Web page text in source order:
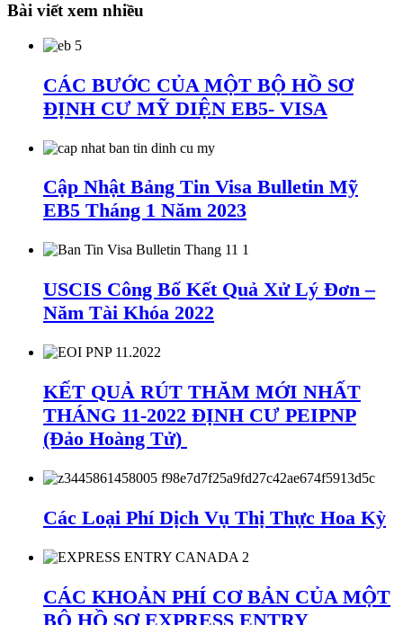
Bài viết xem nhiều
CÁC BƯỚC CỦA MỘT BỘ HỒ SƠ
ĐỊNH CƯ MỸ DIỆN EB5- VISA
Cập Nhật Bảng Tin Visa Bulletin Mỹ
EB5 Tháng 1 Năm 2023
USCIS Công Bố Kết Quả Xử Lý Đơn –
Năm Tài Khóa 2022
KẾT QUẢ RÚT THĂM MỚI NHẤT
THÁNG 11-2022 ĐỊNH CƯ PEIPNP
(Đảo Hoàng Tử)
Các Loại Phí Dịch Vụ Thị Thực Hoa Kỳ
CÁC KHOẢN PHÍ CƠ BẢN CỦA MỘT
BỘ HỒ SƠ EXPRESS ENTRY